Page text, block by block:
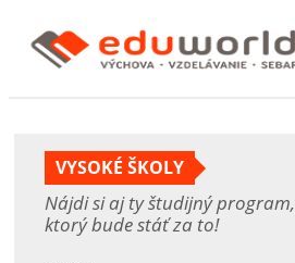
VYSOKÉ ŠKOLY
Nájdi si aj ty študijný program,
ktorý bude stáť za to!